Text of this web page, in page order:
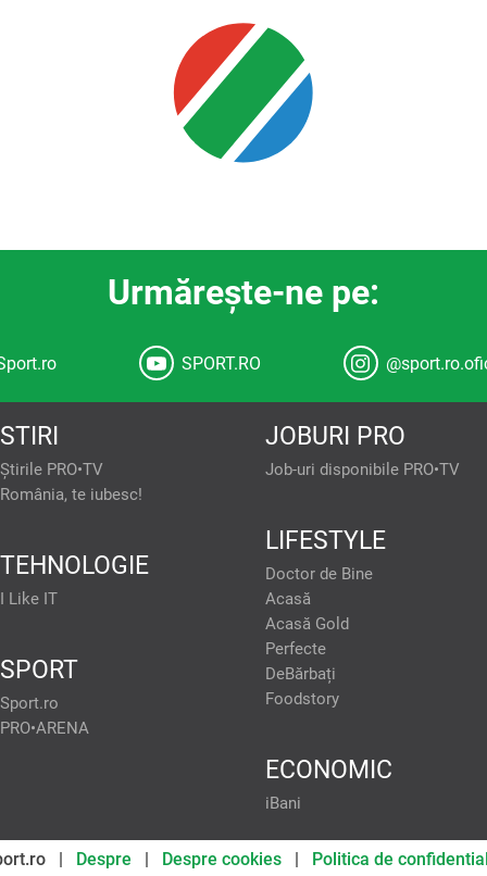
Urmăreşte-ne pe:
SPORT.RO
STIRI
Știrile PRO•TV
România, te iubesc!
TEHNOLOGIE
I Like IT
SPORT
Sport.ro
PRO•ARENA
JOBURI PRO
Job-uri disponibile PRO•TV
LIFESTYLE
Doctor de Bine
Acasă
Acasă Gold
Perfecte
DeBărbați
Foodstory
ECONOMIC
iBani
| Despre | Despre cookies| Politica de
dvs., precum
accepta sau
cu politica de
precum si
website-ului sa
in functie de
de socializare si
22 din GDPR in
Atât noi, cât și partenerii noștri prelucrăm
Dezvoltarea și îmbunătățirea serviciilor. Măsurarea
și/sau accesarea informațiilor de pe un dispozitiv.
selectarea conținutului personalizat. Crearea
Utilizarea profilurilor pentru selectarea publicității
pentru publicitate personalizată. Măsurarea
limitate pentru a selecta publicitatea. Utilizarea
conținutul. Date precise de geolocație și identificarea